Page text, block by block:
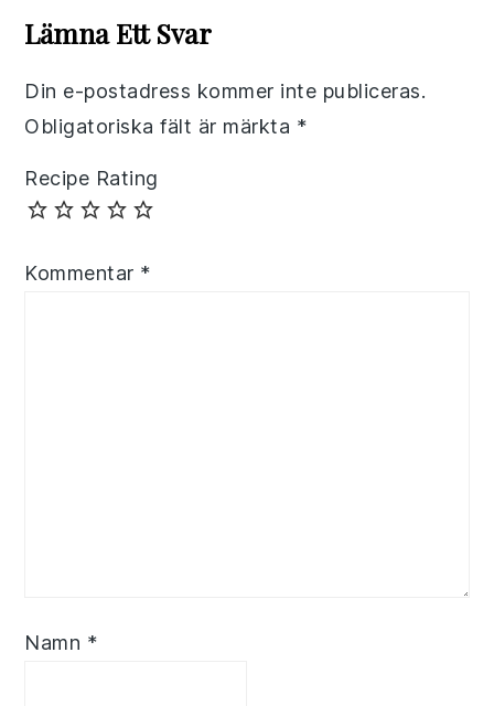
Interactions
Lämna Ett Svar
Din e-postadress kommer inte publiceras.
Obligatoriska fält är märkta *
Recipe Rating
Kommentar *
Namn *